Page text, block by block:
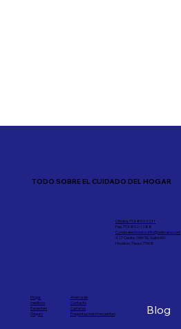
TODO SOBRE EL CUIDADO DEL HOGAR
Oficina: 713-802-1211
Fax: 713-802-1288
Correo electrónico: info@aahcare.com
427 Oeste 20th St, Suite 601
Houston, Texas 77008
Hogar
medicos
Pacientes
Seguro
Acerca de
Contacto
Carreras
Preguntas más frecuentes
Blog